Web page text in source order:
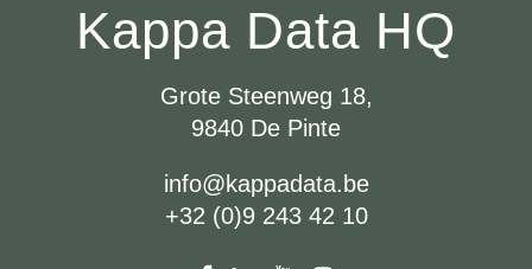
Kappa Data HQ
Grote Steenweg 18,
9840 De Pinte
info@kappadata.be
+32 (0)9 243 42 10